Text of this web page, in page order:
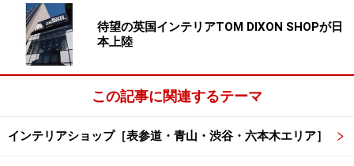
待望の英国インテリアTOM DIXON SHOPが日
本上陸
この記事に関連するテーマ
インテリアショップ［表参道・青山・渋谷・六本木エリア］